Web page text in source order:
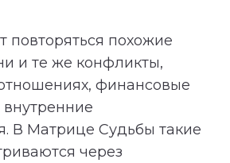
повторяться похожие
и те же конфликты,
финансовые
В Матрице Судьбы такие
через